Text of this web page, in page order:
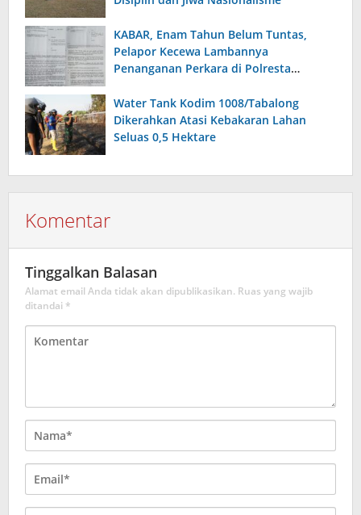
KABAR, Enam Tahun Belum Tuntas,
Pelapor Kecewa Lambannya
Penanganan Perkara di Polresta
Water Tank Kodim 1008/Tabalong
Dikerahkan Atasi Kebakaran Lahan
Seluas 0,5 Hektare
Komentar
Tinggalkan Balasan
Alamat email Anda tidak akan dipublikasikan. Ruas yang wajib
ditandai *